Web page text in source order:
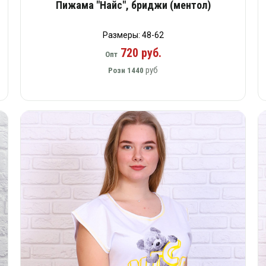
Пижама "Найс", бриджи (ментол)
Размеры: 48-62
Опт720 руб.
Розн 1440 руб